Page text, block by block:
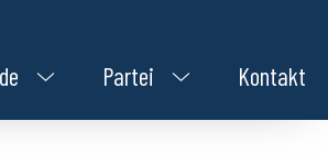
Partei Kontakt